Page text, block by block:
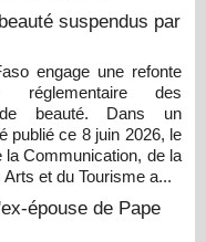
suspendus par
engage une refonte
réglementaire des
beauté. Dans un
publié ce 8 juin 2026, le
la Communication, de la
et du Tourisme a...
épouse de Pape